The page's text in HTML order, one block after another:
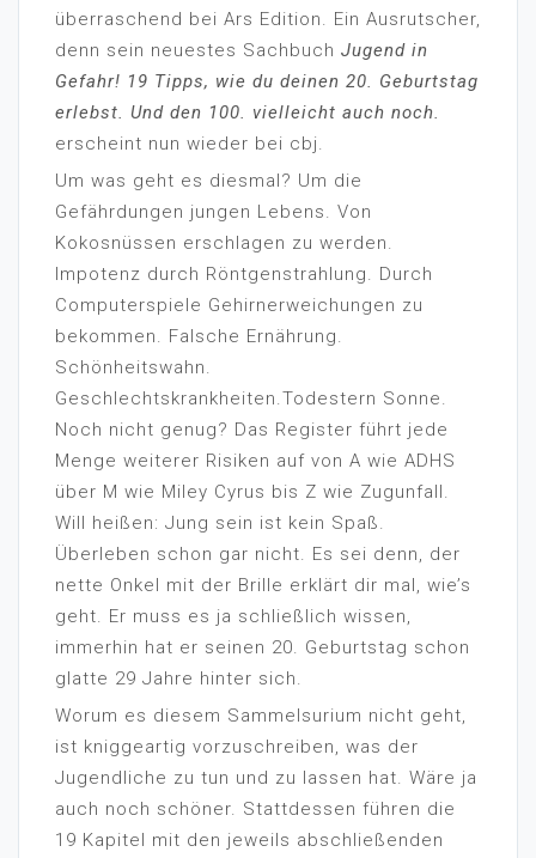
überraschend bei Ars Edition. Ein Ausrutscher,
denn sein neuestes Sachbuch Jugend in
Gefahr! 19 Tipps, wie du deinen 20. Geburtstag
erlebst. Und den 100. vielleicht auch noch.
erscheint nun wieder bei cbj.
Um was geht es diesmal? Um die
Gefährdungen jungen Lebens. Von
Kokosnüssen erschlagen zu werden.
Impotenz durch Röntgenstrahlung. Durch
Computerspiele Gehirnerweichungen zu
bekommen. Falsche Ernährung.
Schönheitswahn.
Geschlechtskrankheiten.Todestern Sonne.
Noch nicht genug? Das Register führt jede
Menge weiterer Risiken auf von A wie ADHS
über M wie Miley Cyrus bis Z wie Zugunfall.
Will heißen: Jung sein ist kein Spaß.
Überleben schon gar nicht. Es sei denn, der
nette Onkel mit der Brille erklärt dir mal, wie’s
geht. Er muss es ja schließlich wissen,
immerhin hat er seinen 20. Geburtstag schon
glatte 29 Jahre hinter sich.
Worum es diesem Sammelsurium nicht geht,
ist kniggeartig vorzuschreiben, was der
Jugendliche zu tun und zu lassen hat. Wäre ja
auch noch schöner. Stattdessen führen die
19 Kapitel mit den jeweils abschließenden